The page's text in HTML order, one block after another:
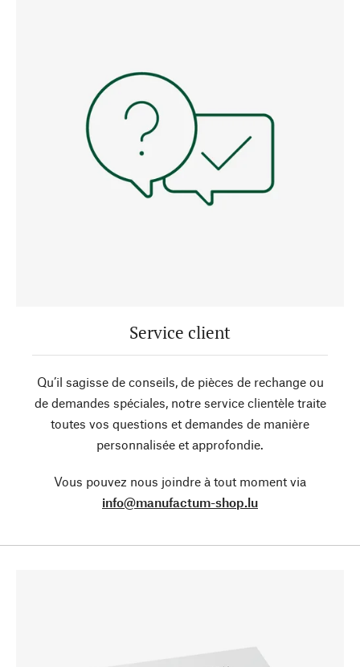
Service client
Qu’il sagisse de conseils, de pièces de rechange ou
de demandes spéciales, notre service clientèle traite
toutes vos questions et demandes de manière
personnalisée et approfondie.
Vous pouvez nous joindre à tout moment via
info@manufactum-shop.lu